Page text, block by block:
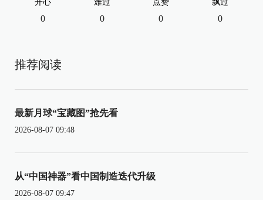
开心
0
难过
0
点赞
0
飘过
0
推荐阅读
最新月球“宝藏图”抢先看
2026-08-07 09:48
从“中国神器”看中国制造迭代升级
2026-08-07 09:47